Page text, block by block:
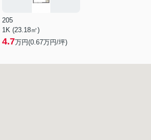
205
1K (23.18㎡)
4.7万円(0.67万円/坪)